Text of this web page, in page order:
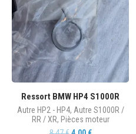
Ressort BMW HP4 S1000R
Autre HP2 - HP4, Autre S1000R /
RR / XR, Pièces moteur